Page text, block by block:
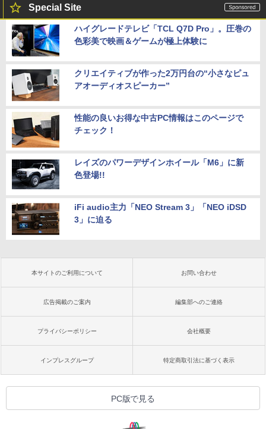
Special Site
ハイグレードテレビ「TCL Q7D Pro」。圧巻の
色彩美で映画＆ゲームが極上体験に
クリエイティブが作った2万円台の“小さなピュ
アオーディオスピーカー”
性能の良いお得な中古PC情報はこのページで
チェック！
レイズのパワーデザインホイール「M6」に新
色登場!!
iFi audio主力「NEO Stream 3」「NEO iDSD
3」に迫る
本サイトのご利用について お問い合わせ
広告掲載のご案内 編集部へのご連絡
プライバシーポリシー 会社概要
インプレスグループ 特定商取引法に基づく表示
PC版で見る